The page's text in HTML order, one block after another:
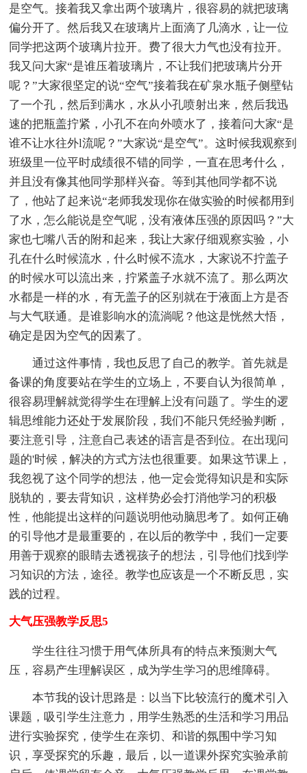
是空气。接着我又拿出两个玻璃片，很容易的就把玻璃
偏分开了。然后我又在玻璃片上面滴了几滴水，让一位
同学把这两个玻璃片拉开。费了很大力气也没有拉开。
我又问大家“是谁压着玻璃片，不让我们把玻璃片分开
呢？”大家很坚定的说“空气”接着我在矿泉水瓶子侧壁钻
了一个孔，然后到满水，水从小孔喷射出来，然后我迅
速的把瓶盖拧紧，小孔不在向外喷水了，接着问大家“是
谁不让水往外l流呢？”大家说“是空气”。这时候我观察到
班级里一位平时成绩很不错的同学，一直在思考什么，
并且没有像其他同学那样兴奋。等到其他同学都不说
了，他站了起来说“老师我发现你在做实验的时候都用到
了水，怎么能说是空气呢，没有液体压强的原因吗？”大
家也七嘴八舌的附和起来，我让大家仔细观察实验，小
孔在什么时候流水，什么时候不流水，大家说不拧盖子
的时候水可以流出来，拧紧盖子水就不流了。那么两次
水都是一样的水，有无盖子的区别就在于液面上方是否
与大气联通。是谁影响水的流淌呢？他这是恍然大悟，
确定是因为空气的因素了。
通过这件事情，我也反思了自己的教学。首先就是
备课的角度要站在学生的立场上，不要自认为很简单，
很容易理解就觉得学生在理解上没有问题了。学生的逻
辑思维能力还处于发展阶段，我们不能只凭经验判断，
要注意引导，注意自己表述的语言是否到位。在出现问
题的'时候，解决的方式方法也很重要。如果这节课上，
我忽视了这个同学的想法，他一定会觉得知识是和实际
脱轨的，要去背知识，这样势必会打消他学习的积极
性，他能提出这样的问题说明他动脑思考了。如何正确
的引导他才是最重要的，在以后的教学中，我们一定要
用善于观察的眼睛去透视孩子的想法，引导他们找到学
习知识的方法，途径。教学也应该是一个不断反思，实
践的过程。
大气压强教学反思5
学生往往习惯于用气体所具有的特点来预测大气
压，容易产生理解误区，成为学生学习的思维障碍。
本节我的设计思路是：以当下比较流行的魔术引入
课题，吸引学生注意力，用学生熟悉的生活和学习用品
进行实验探究，使学生在亲切、和谐的氛围中学习知
识，享受探究的乐趣，最后，以一道课外探究实验承前